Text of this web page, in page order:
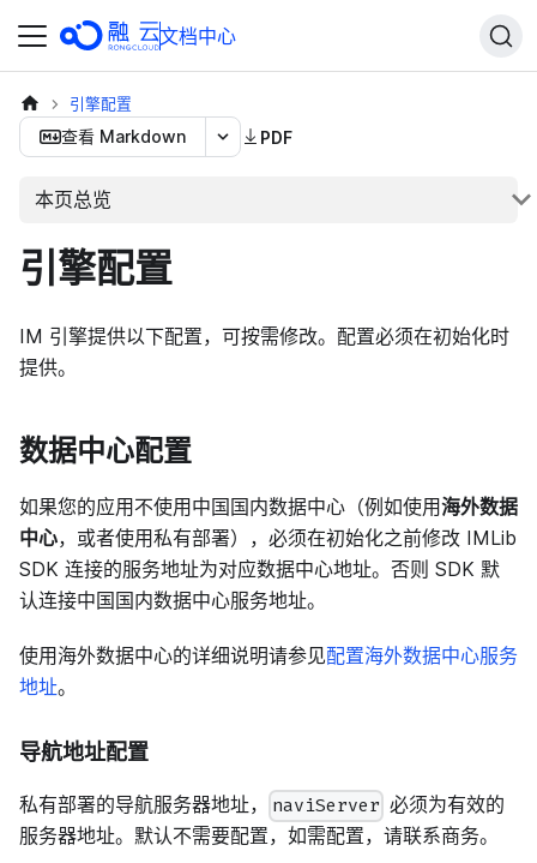
文档中心
引擎配置
查看 Markdown PDF
本页总览
引擎配置
IM 引擎提供以下配置，可按需修改。配置必须在初始化时
提供。
数据中心配置
如果您的应用不使用中国国内数据中心（例如使用海外数据
中心，或者使用私有部署），必须在初始化之前修改 IMLib
SDK 连接的服务地址为对应数据中心地址。否则 SDK 默
认连接中国国内数据中心服务地址。
使用海外数据中心的详细说明请参见配置海外数据中心服务
地址。
导航地址配置
私有部署的导航服务器地址， naviServer 必须为有效的
服务器地址。默认不需要配置，如需配置，请联系商务。